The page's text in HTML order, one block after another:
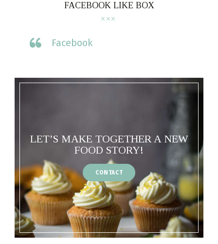
FACEBOOK LIKE BOX
Facebook
LET’S MAKE TOGETHER A NEW
FOOD STORY!
CONTACT